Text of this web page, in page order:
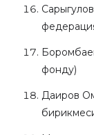
фонду)
Даиров